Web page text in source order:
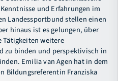
und Erfahrungen im
Landessportbund stellen einen
hinaus ist es gelungen, über
Tätigkeiten weitere
zu binden und perspektivisch in
Emilia van Agen hat in dem
Bildungsreferentin Franziska